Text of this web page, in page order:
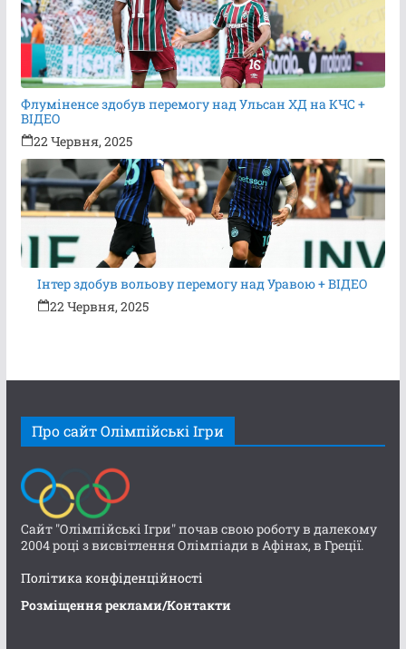
Флуміненсе здобув перемогу над Ульсан ХД на КЧС +
ВІДЕО
22 Червня, 2025
Інтер здобув вольову перемогу над Уравою + ВІДЕО
22 Червня, 2025
Про сайт Олімпійські Ігри
Сайт "Олімпійські Ігри" почав свою роботу в далекому
2004 році з висвітлення Олімпіади в Афінах, в Греції.
Політика конфіденційності
Розміщення реклами/Контакти